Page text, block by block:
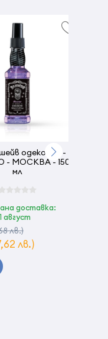
одеколон -
150
мл
доставка:
август
лв.)
лв.)